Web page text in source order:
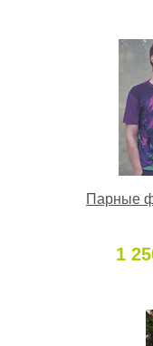
Парные
1